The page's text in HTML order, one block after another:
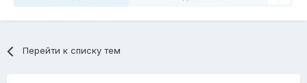
Перейти к списку тем